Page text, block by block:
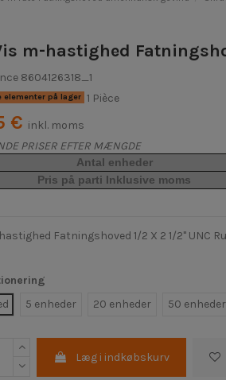
m-hastighed
8604126318_1
elementer på lager 1 Pièce
€ inkl. moms
PRISER EFTER MÆNGDE
Antal enheder
Pris på parti Inklusive moms
Fatningshoved 1/2 X 2 1/2" UNC
5 enheder 20 enheder 50 enheder
Læg i indkøbskurv